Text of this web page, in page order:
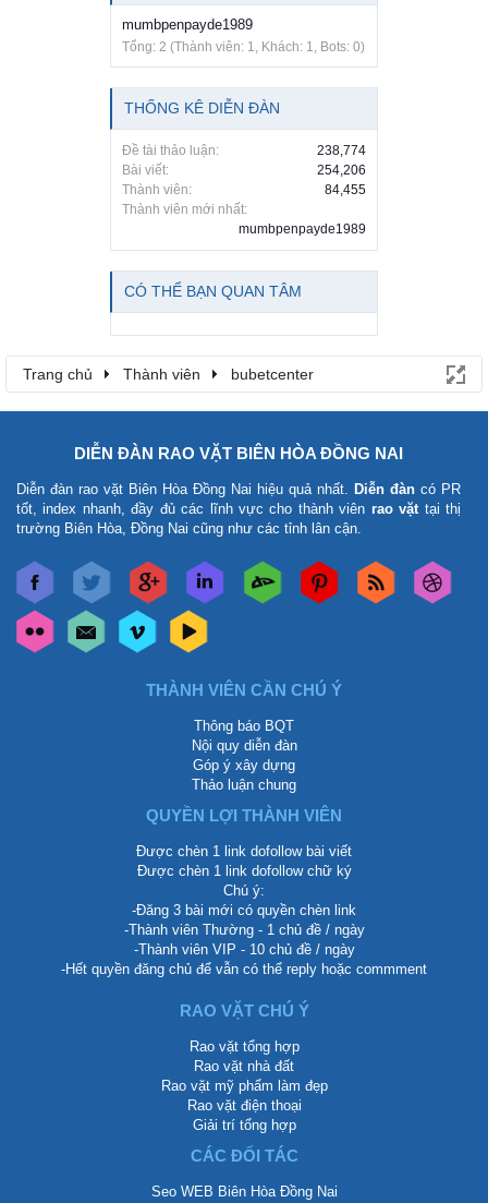
mumbpenpayde1989
Tổng: 2 (Thành viên: 1, Khách: 1, Bots: 0)
THỐNG KÊ DIỄN ĐÀN
Đề tài thảo luận:
238,774
Bài viết:
254,206
Thành viên:
84,455
Thành viên mới nhất:
mumbpenpayde1989
CÓ THỂ BẠN QUAN TÂM
Trang chủ Thành viên bubetcenter
DIỄN ĐÀN RAO VẶT BIÊN HÒA ĐỒNG NAI
Diễn đàn rao vặt Biên Hòa Đồng Nai hiệu quả nhất. Diễn đàn có PR
tốt, index nhanh, đầy đủ các lĩnh vực cho thành viên rao vặttại thị
trường Biên Hòa, Đồng Nai cũng như các tỉnh lân cận.
THÀNH VIÊN CẦN CHÚ Ý
Thông báo BQT
Nội quy diễn đàn
Góp ý xây dựng
Thảo luận chung
QUYỀN LỢI THÀNH VIÊN
Được chèn 1 link dofollow bài viết
Được chèn 1 link dofollow chữ ký
Chú ý:
-Đăng 3 bài mới có quyền chèn link
-Thành viên Thường - 1 chủ đề / ngày
-Thành viên VIP - 10 chủ đề / ngày
-Hết quyền đăng chủ để vẫn có thể reply hoặc commment
RAO VẶT CHÚ Ý
Rao vặt tổng hợp
Rao vặt nhà đất
Rao vặt mỹ phẩm làm đẹp
Rao vặt điện thoại
Giải trí tổng hợp
CÁC ĐỐI TÁC
Seo WEB Biên Hòa Đồng Nai